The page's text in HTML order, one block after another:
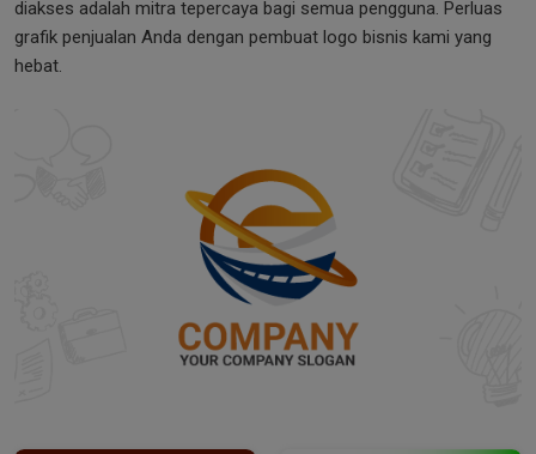
diakses adalah mitra tepercaya bagi semua pengguna. Perluas
grafik penjualan Anda dengan pembuat logo bisnis kami yang
hebat.